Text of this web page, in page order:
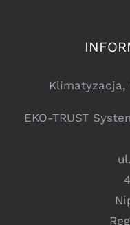
Klimatyzacja,
EKO-TRUST